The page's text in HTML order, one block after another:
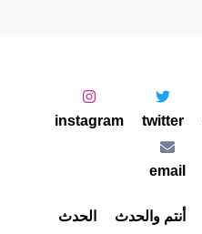
أنتم والحدث الحدث
twitter
instagram
email